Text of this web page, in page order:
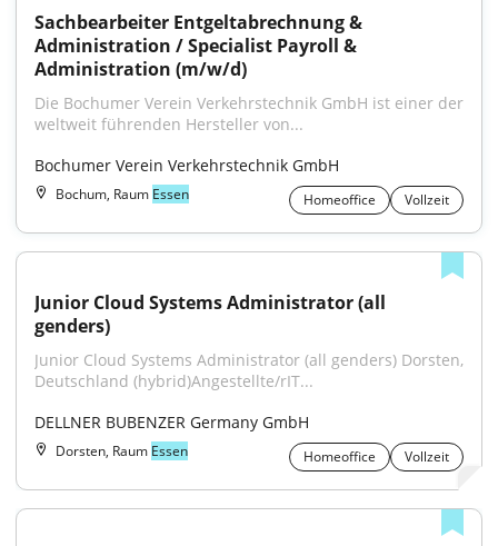
Sachbearbeiter Entgeltabrechnung &
Administration / Specialist Payroll &
Administration (m/w/d)
Die Bochumer Verein Verkehrstechnik GmbH ist einer der
weltweit führenden Hersteller von...
Bochumer Verein Verkehrstechnik GmbH
Bochum, Raum Essen Homeoffice Vollzeit
Junior Cloud Systems Administrator (all
genders)
Junior Cloud Systems Administrator (all genders) Dorsten,
Deutschland (hybrid)Angestellte/rIT...
DELLNER BUBENZER Germany GmbH
Dorsten, Raum Essen Homeoffice Vollzeit